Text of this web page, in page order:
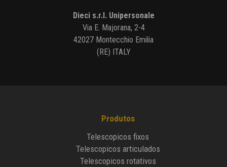
Dieci s.r.l. Unipersonale
Via E. Majorana, 2-4
42027 Montecchio Emilia
(RE) ITALY
Produtos
Telescopicos fixos
Telescopicos articulados
Telescopicos rotativos